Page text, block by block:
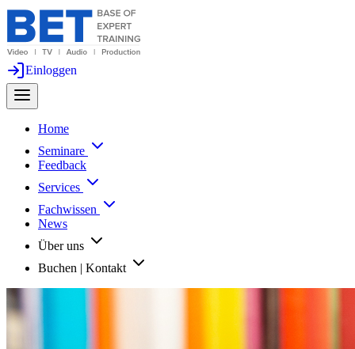
Einloggen
Home
Seminare
Feedback
Services
Fachwissen
News
Über uns
Buchen | Kontakt